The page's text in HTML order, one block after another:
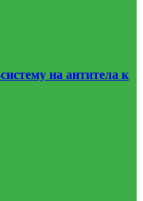
на антитела к